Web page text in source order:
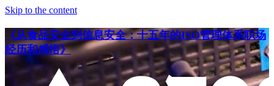
Skip to the content
《从食品安全到信息安全：十五年的ISO管理体系职场
经历和感悟》